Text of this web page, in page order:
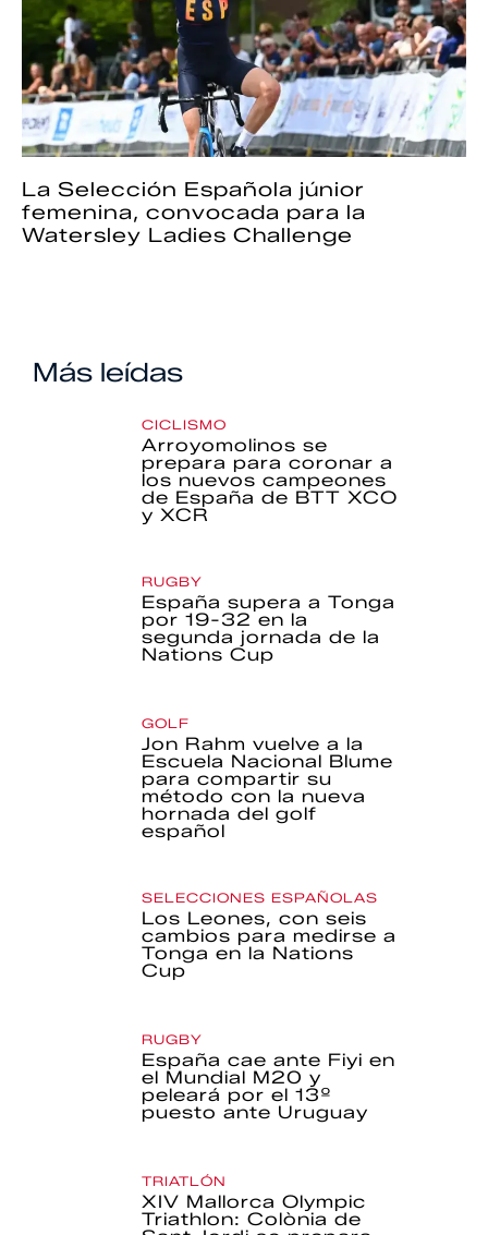
La Selección Española júnior
femenina, convocada para la
Watersley Ladies Challenge
Más leídas
CICLISMO
Arroyomolinos se
prepara para coronar a
los nuevos campeones
de España de BTT XCO
y XCR
RUGBY
España supera a Tonga
por 19-32 en la
segunda jornada de la
Nations Cup
GOLF
Jon Rahm vuelve a la
Escuela Nacional Blume
para compartir su
método con la nueva
hornada del golf
español
SELECCIONES ESPAÑOLAS
Los Leones, con seis
cambios para medirse a
Tonga en la Nations
Cup
RUGBY
España cae ante Fiyi en
el Mundial M20 y
peleará por el 13º
puesto ante Uruguay
TRIATLÓN
XIV Mallorca Olympic
Triathlon: Colònia de